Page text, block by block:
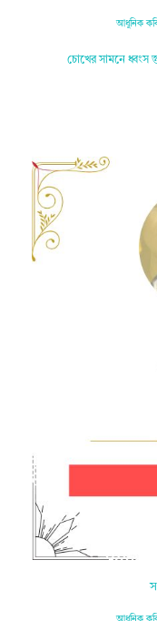
আধুনিক
চোখের সামনে ধ্বংস